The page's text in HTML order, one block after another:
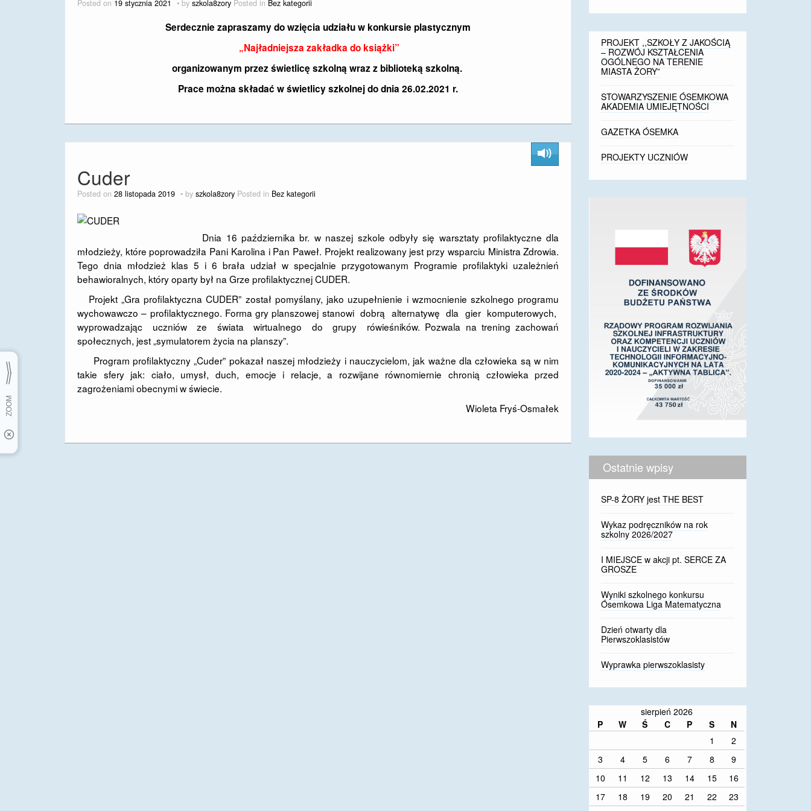
Posted on 19 stycznia 2021 by szkola8zory Posted in Bez kategorii
Serdecznie zapraszamy do wzięcia udziału w konkursie plastycznym
„Najładniejsza zakładka do książki”
organizowanym przez świetlicę szkolną wraz z biblioteką szkolną.
Prace można składać w świetlicy szkolnej do dnia 26.02.2021 r.
Cuder
Posted on 28 listopada 2019 by szkola8zory Posted in Bez kategorii
Dnia 16 października br. w naszej szkole odbyły się warsztaty profilaktyczne dla
młodzieży, które poprowadziła Pani Karolina i Pan Paweł. Projekt realizowany jest przy wsparciu Ministra Zdrowia.
Tego dnia młodzież klas 5 i 6 brała udział w specjalnie przygotowanym Programie profilaktyki uzależnień
behawioralnych, który oparty był na Grze profilaktycznej CUDER.
Projekt „Gra profilaktyczna CUDER” został pomyślany, jako uzupełnienie i wzmocnienie szkolnego programu
wychowawczo – profilaktycznego. Forma gry planszowej stanowi dobrą alternatywę dla gier komputerowych,
wyprowadzając uczniów ze świata wirtualnego do grupy rówieśników. Pozwala na trening zachowań
społecznych, jest „symulatorem życia na planszy”.
Program profilaktyczny „Cuder” pokazał naszej młodzieży i nauczycielom, jak ważne dla człowieka są w nim
takie sfery jak: ciało, umysł, duch, emocje i relacje, a rozwijane równomiernie chronią człowieka przed
zagrożeniami obecnymi w świecie.
Wioleta Fryś-Osmałek
PROJEKT ,,SZKOŁY Z JAKOŚCIĄ
– ROZWÓJ KSZTAŁCENIA
OGÓLNEGO NA TERENIE
MIASTA ŻORY”
STOWARZYSZENIE ÓSEMKOWA
AKADEMIA UMIEJĘTNOŚCI
GAZETKA ÓSEMKA
PROJEKTY UCZNIÓW
Ostatnie wpisy
SP-8 ŻORY jest THE BEST
Wykaz podręczników na rok
szkolny 2026/2027
I MIEJSCE w akcji pt. SERCE ZA
GROSZE
Wyniki szkolnego konkursu
Ósemkowa Liga Matematyczna
Dzień otwarty dla
Pierwszoklasistów
Wyprawka pierwszoklasisty
sierpień 2026
P
W Ś C P S
N
1
2
3
4 5 6 7 8
9
10
11 12 13 14 15
16
17
18 19 20 21 22
23